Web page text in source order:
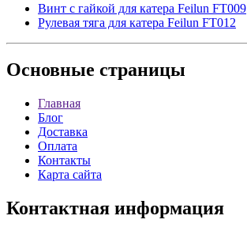
Винт с гайкой для катера Feilun FT009
Рулевая тяга для катера Feilun FT012
Основные страницы
Главная
Блог
Доставка
Оплата
Контакты
Карта сайта
Контактная информация